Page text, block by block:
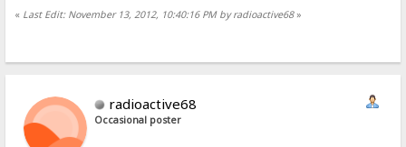
« Last Edit: November 13, 2012, 10:40:16 PM by radioactive68»
radioactive68
Occasional poster